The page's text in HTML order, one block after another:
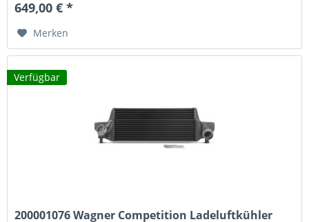
minimalen Gegendruck. Technische Vorteile 230% größere...
649,00 € *
Merken
Verfügbar
200001076 Wagner Competition Ladeluftkühler